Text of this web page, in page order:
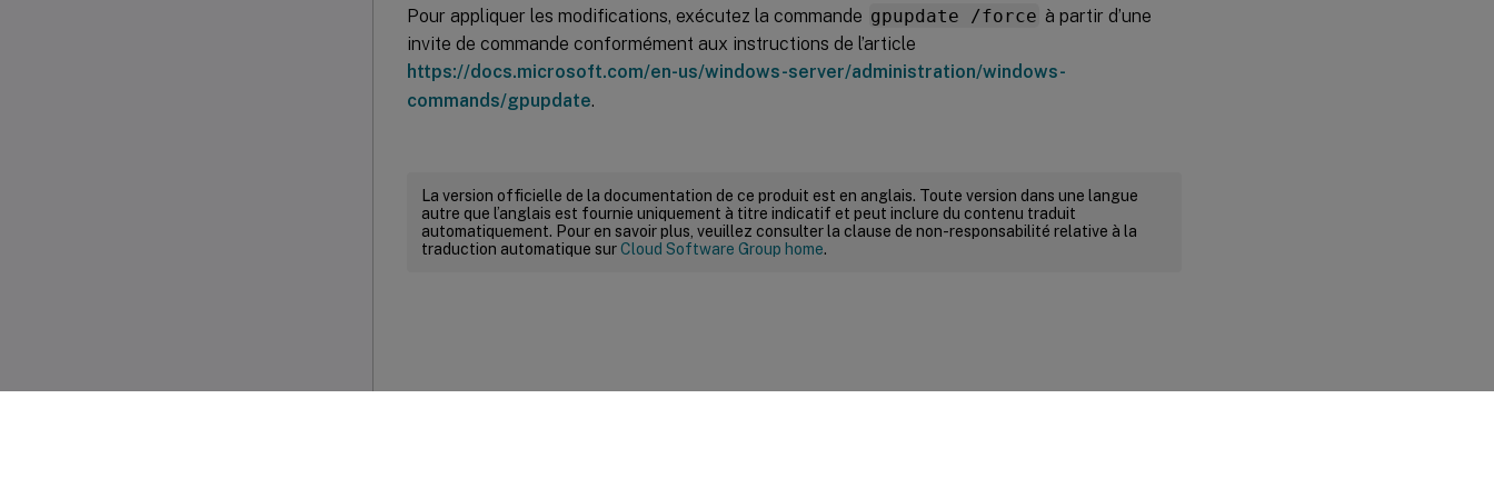
Pour appliquer les modifications, exécutez la commande gpupdate /force à partir d’une
invite de commande conformément aux instructions de l’article
https://docs.microsoft.com/en-us/windows-server/administration/windows-
commands/gpupdate.
La version officielle de la documentation de ce produit est en anglais. Toute version dans une langue
autre que l’anglais est fournie uniquement à titre indicatif et peut inclure du contenu traduit
automatiquement. Pour en savoir plus, veuillez consulter la clause de non-responsabilité relative à la
traduction automatique surCloud Software Group home.